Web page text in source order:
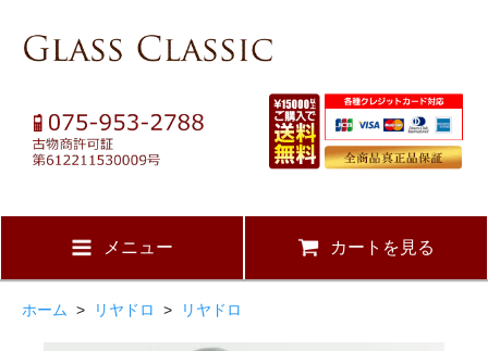
メニュー カートを見る
ホーム > リヤドロ > リヤドロ